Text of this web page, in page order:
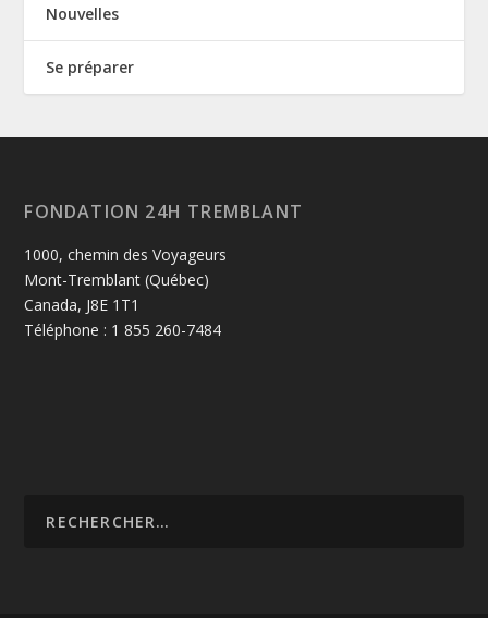
Nouvelles
Se préparer
FONDATION 24H TREMBLANT
1000, chemin des Voyageurs
Mont-Tremblant (Québec)
Canada, J8E 1T1
Téléphone : 1 855 260-7484